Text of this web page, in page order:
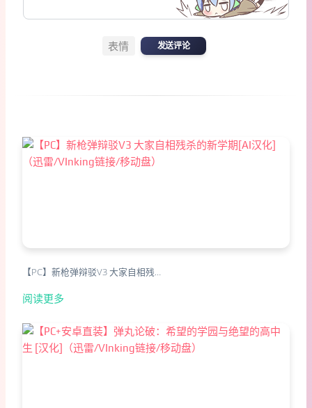
表情 发送评论
【PC】新枪弹辩驳V3 大家自相残…
阅读更多